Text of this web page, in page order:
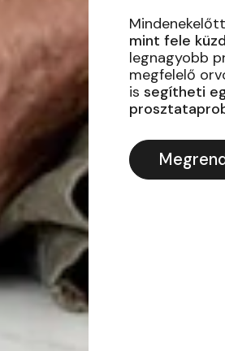
mint fele
legnagyobb
megfelelő
is segítheti